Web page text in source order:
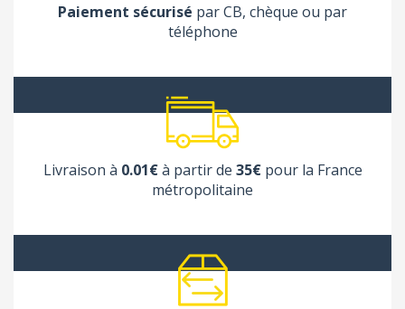
Paiement sécurisé par CB, chèque ou par
téléphone
Livraison à 0.01€à partir de 35€pour la France
métropolitaine